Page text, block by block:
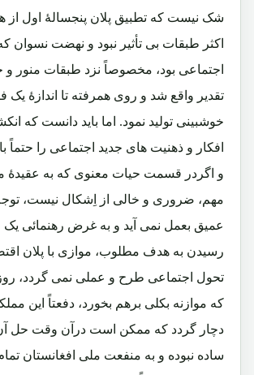
شک نیست که تطبیق پلان پنجسالۀ اول از
اکثر طبقات بی تأثیر نبود و نهضت نسوان
اجتماعی بود، مخصوصاً نزد طبقات منور
تقدیر واقع شد و روی همرفته تا اندازۀ یک
خوشبینی تولید نمود. اما باید دانست که
افکار و ذهنیت های جدید اجتماعی را حتماً
و اگردر قسمت حیات معنوی که به عقیدۀ
مهم، ضروری و خالی از اِشکال نیست،
عمیق بعمل نمی آید و به غرض رهنمائی
رسیدن به هدف مطلوب، موازی با پلان
تحول اجتماعی طرح و عملی نمی گردد،
که موازنه بکلی برهم بخورد، دفعتاً این
دچار گردد که ممکن است درآن وقت حل
ساده نبوده و به منفعت ملی افغانستان